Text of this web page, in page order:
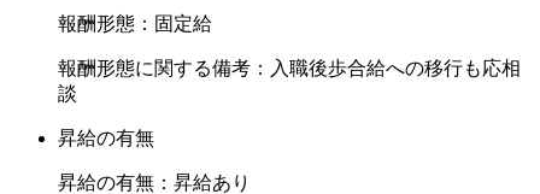
報酬形態：固定給
報酬形態に関する備考：入職後歩合給への移行も応相
談
昇給の有無
昇給の有無：昇給あり